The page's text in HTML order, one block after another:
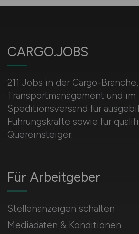
CARGO.JOBS
211 Jobs in der Cargo-
Transportmanagement und im
Speditionsversand für
Führungskräfte sowie für
Quereinsteiger.
Für Arbeitgeber
Stellenanzeigen schalten
Mediadaten & Konditionen